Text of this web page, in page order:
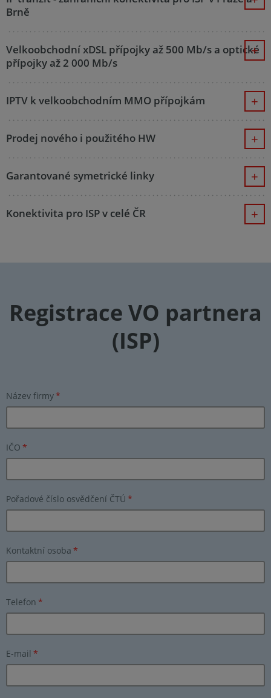
Brně
Velkoobchodní xDSL přípojky až 500 Mb/s a optické
přípojky až 2 000 Mb/s
IPTV k velkoobchodním MMO přípojkám
Prodej nového i použitého HW
Garantované symetrické linky
Konektivita pro ISP v celé ČR
Registrace VO partnera
(ISP)
Název firmy*
IČO *
Pořadové číslo osvědčení ČTÚ *
Kontaktní osoba *
Telefon *
E-mail *